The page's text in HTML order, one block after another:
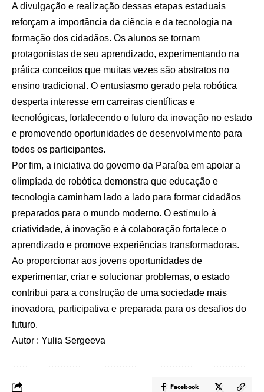
A divulgação e realização dessas etapas estaduais
reforçam a importância da ciência e da tecnologia na
formação dos cidadãos. Os alunos se tornam
protagonistas de seu aprendizado, experimentando na
prática conceitos que muitas vezes são abstratos no
ensino tradicional. O entusiasmo gerado pela robótica
desperta interesse em carreiras científicas e
tecnológicas, fortalecendo o futuro da inovação no estado
e promovendo oportunidades de desenvolvimento para
todos os participantes.
Por fim, a iniciativa do governo da Paraíba em apoiar a
olimpíada de robótica demonstra que educação e
tecnologia caminham lado a lado para formar cidadãos
preparados para o mundo moderno. O estímulo à
criatividade, à inovação e à colaboração fortalece o
aprendizado e promove experiências transformadoras.
Ao proporcionar aos jovens oportunidades de
experimentar, criar e solucionar problemas, o estado
contribui para a construção de uma sociedade mais
inovadora, participativa e preparada para os desafios do
futuro.
Autor : Yulia Sergeeva
Facebook